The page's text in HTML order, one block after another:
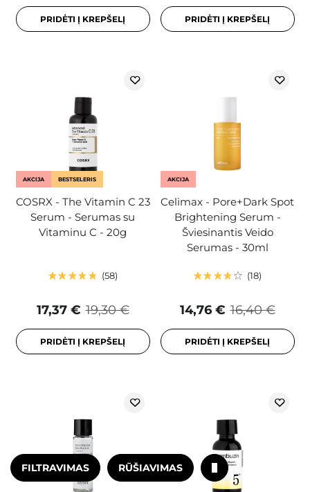
PRIDĖTI Į KREPŠELĮ PRIDĖTI Į KREPŠELĮ
AKCIJA BESTSELERIS
COSRX - The Vitamin C 23
Serum - Serumas su
Vitaminu C - 20g
58
19,30 €
17,37 €
PRIDĖTI Į KREPŠELĮ
AKCIJA
Celimax - Pore+Dark Spot
Brightening Serum -
Šviesinantis Veido
Serumas - 30ml
18
16,40 €
14,76 €
PRIDĖTI Į KREPŠELĮ
FILTRAVIMAS RŪŠIAVIMAS